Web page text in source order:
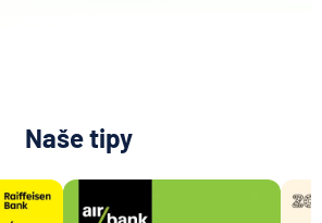
Naše tipy